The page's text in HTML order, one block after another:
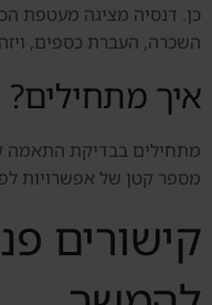
כן. דנסיה מציגה מעטפת
השכרה, העברת כספים,
איך מתחילים?
מתחילים בבדיקת התאמה
מספר קטן של אפשרויות
קישורים